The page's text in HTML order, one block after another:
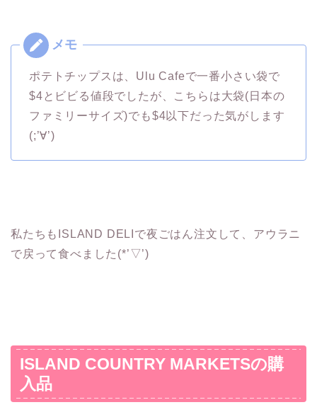
ポテトチップスは、Ulu Cafeで一番小さい袋で
$4とビビる値段でしたが、こちらは大袋(日本の
ファミリーサイズ)でも$4以下だった気がします
(;’∀’)
私たちもISLAND DELIで夜ごはん注文して、アウラニ
で戻って食べました(*’▽’)
ISLAND COUNTRY MARKETSの購
入品